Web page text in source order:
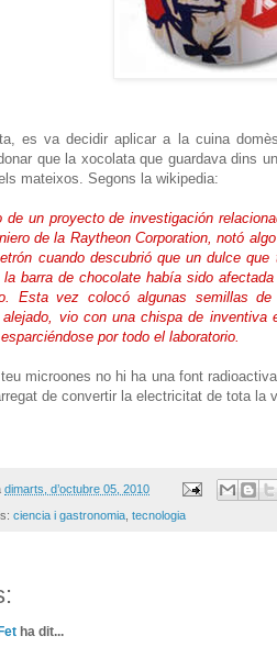
es va decidir aplicar a la cuina
que la xocolata que guardava dins
mateixos. Segons la wikipedia:
de un proyecto de investigación
de la Raytheon Corporation, notó
cuando descubrió que un dulce
la barra de chocolate había sido
Esta vez colocó algunas semillas
alejado, vio con una chispa de
por todo el laboratorio.
microones no hi ha una font
de convertir la electricitat de tota la
dimarts, d’octubre 05, 2010
ciencia i gastronomia tecnologia
ha dit...